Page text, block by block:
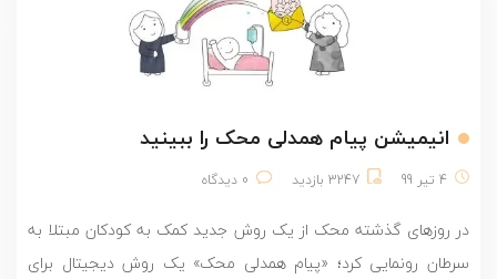
انیمیشن پیام همدلی محک را ببینید
4 تیر 99 3247 بازدید 0 دیدگاه
در روزهای گذشته محک از یک روش جدید کمک به کودکان مبتلا به
سرطان رونمایی کرد؛ «پیام همدلی محک» یک روش دیجیتال برای